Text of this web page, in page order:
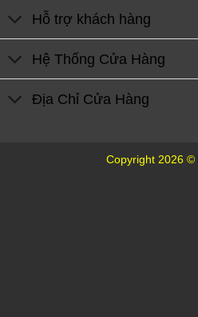
Hỗ trợ khách hàng
Hệ Thống Cửa Hàng
Địa Chỉ Cửa Hàng
Copyright 2026 ©